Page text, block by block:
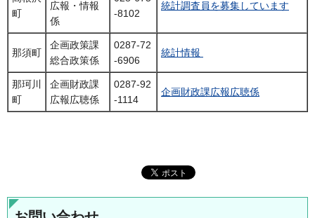
町
広報・情報
係
-8102
統計調査員を募集しています
那須町
企画政策課
総合政策係
0287-72
-6906
統計情報
那珂川
町
企画財政課
広報広聴係
0287-92
-1114
企画財政課広報広聴係